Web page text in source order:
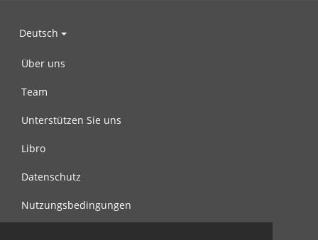
Deutsch
Über uns
Team
Unterstützen Sie uns
Libro
Datenschutz
Nutzungsbedingungen